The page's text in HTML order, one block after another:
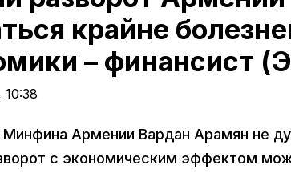
крайне
– финансист
10:38
Минфина Армении Вардан Арамян не
с экономическим эффектом